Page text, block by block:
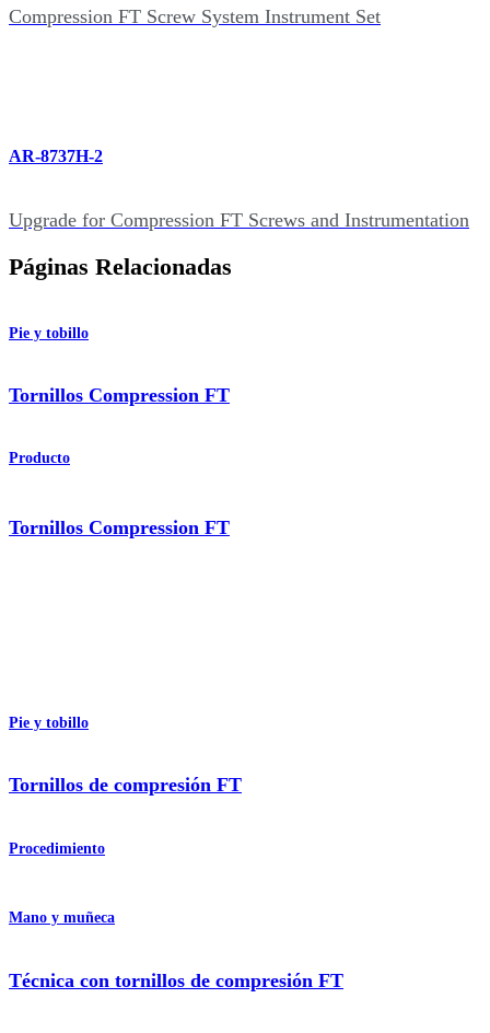
Compression FT Screw System Instrument Set
AR-8737H-2
Upgrade for Compression FT Screws and Instrumentation
Páginas Relacionadas
Pie y tobillo
Tornillos Compression FT
Producto
Tornillos Compression FT
Pie y tobillo
Tornillos de compresión FT
Procedimiento
Mano y muñeca
Técnica con tornillos de compresión FT